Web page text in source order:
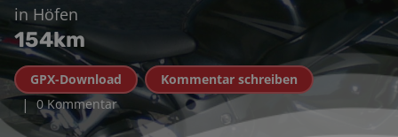
in Höfen
154km
GPX-Download Kommentar schreiben
| 0 Kommentar